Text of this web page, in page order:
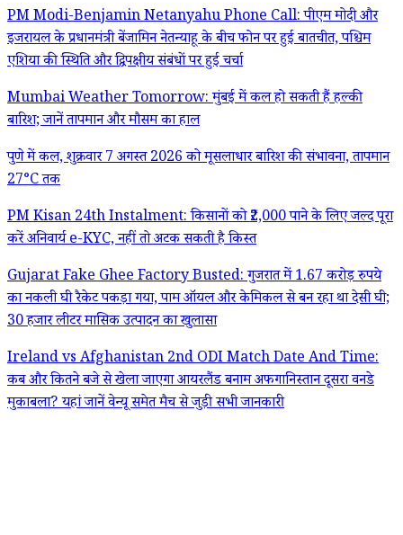
PM Modi-Benjamin Netanyahu Phone Call: पीएम मोदी और
इजरायल के प्रधानमंत्री बेंजामिन नेतन्याहू के बीच फोन पर हुई बातचीत, पश्चिम
एशिया की स्थिति और द्विपक्षीय संबंधों पर हुई चर्चा
Mumbai Weather Tomorrow: मुंबई में कल हो सकती हैं हल्की
बारिश; जानें तापमान और मौसम का हाल
पुणे में कल, शुक्रवार 7 अगस्त 2026 को मूसलाधार बारिश की संभावना, तापमान
27°C तक
PM Kisan 24th Instalment: किसानों को ₹2,000 पाने के लिए जल्द पूरा
करें अनिवार्य e-KYC, नहीं तो अटक सकती है किस्त
Gujarat Fake Ghee Factory Busted: गुजरात में 1.67 करोड़ रुपये
का नकली घी रैकेट पकड़ा गया, पाम ऑयल और केमिकल से बन रहा था देसी घी;
30 हजार लीटर मासिक उत्पादन का खुलासा
Ireland vs Afghanistan 2nd ODI Match Date And Time:
कब और कितने बजे से खेला जाएगा आयरलैंड बनाम अफगानिस्तान दूसरा वनडे
मुकाबला? यहां जानें वेन्यू समेत मैच से जुड़ी सभी जानकारी